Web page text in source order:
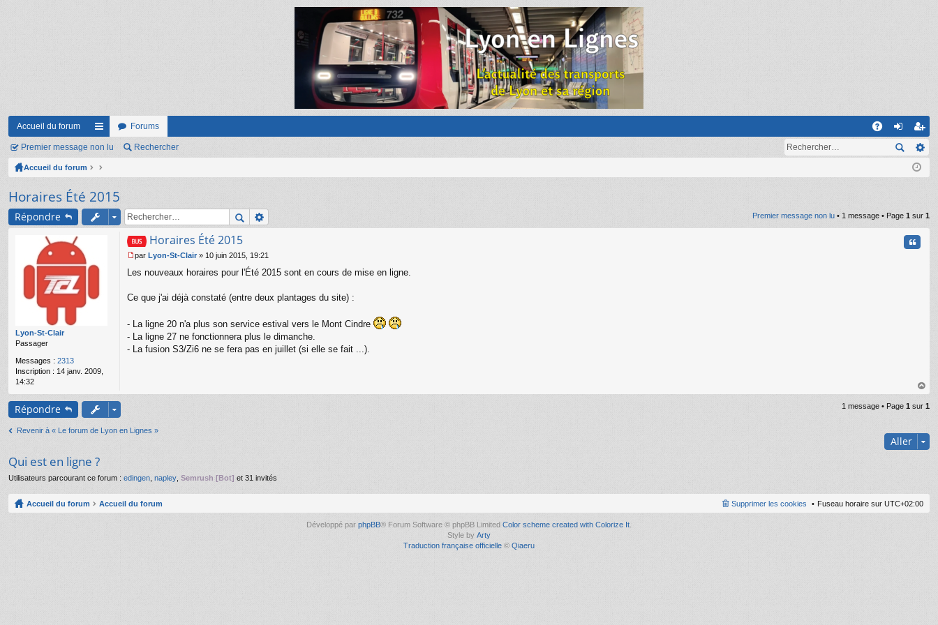
Accueil du forum
ac
co
ci
s
Forums
on ns
cri
Premier message non lu Rechercher
Accueil du forum
Horaires Été 2015
Répondre Premier message non lu • 1 message • Page 1 sur 1
Lyon-St-Clair
Passager
Messages : 2313
Inscription : 14 janv. 2009,
14:32
Horaires Été 2015
e
s
e
n
o
par Lyon-St-Clair » 10 juin 2015, 19:21
Les nouveaux horaires pour l'Été 2015 sont en cours de mise en ligne.
Ce que j'ai déjà constaté (entre deux plantages du site) :
- La ligne 20 n'a plus son service estival vers le Mont Cindre
- La ligne 27 ne fonctionnera plus le dimanche.
- La fusion S3/Zi6 ne se fera pas en juillet (si elle se fait ...).
au
t
Répondre 1 message • Page 1 sur 1
Revenir à « Le forum de Lyon en Lignes »
Aller
Qui est en ligne ?
Utilisateurs parcourant ce forum : edingen napley Semrush [Bot] et 31 invités
Accueil du forum Accueil du forum Fuseau horaire sur UTC+02:00
Supprimer les cookies
Développé par phpBB® Forum Software © phpBB Limited Color scheme created with Colorize It
Style by Arty
Traduction française officielle © Qiaeru